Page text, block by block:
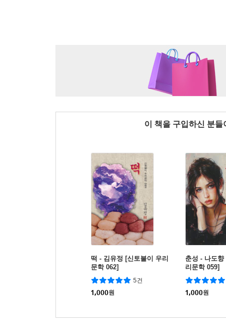
이 책을 구입하신 분
떡 - 김유정 [신토불이 우리
문학 062]
5건
1,000원
춘성 - 나도
리문학 059]
1,000원